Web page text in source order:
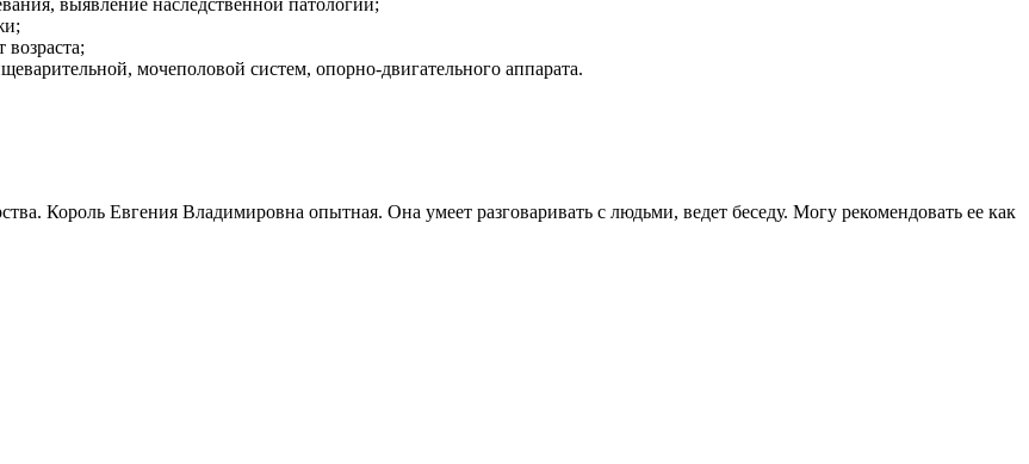
выявление наследственной патологии;
мочеполовой систем, опорно-двигательного аппарата.
Король Евгения Владимировна опытная. Она умеет разговаривать с людьми, ведет беседу. Могу рекомендовать ее как